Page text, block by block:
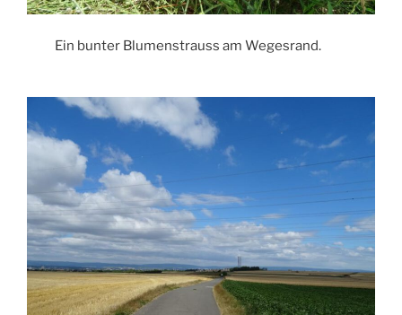
Ein bunter Blumenstrauss am Wegesrand.